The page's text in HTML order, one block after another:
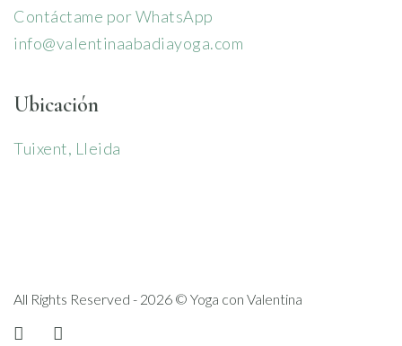
Contáctame por WhatsApp
info@valentinaabadiayoga.com
Ubicación
Tuixent, Lleida
All Rights Reserved - 2026 © Yoga con Valentina
instagram